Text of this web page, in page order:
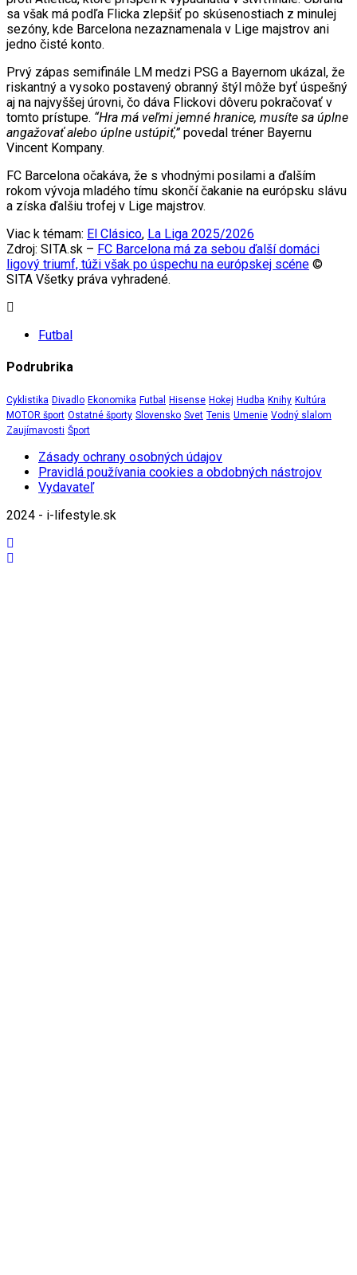
sa však má podľa Flicka zlepšiť po skúsenostiach z minulej
sezóny, kde Barcelona nezaznamenala v Lige majstrov ani
jedno čisté konto.
Prvý zápas semifinále LM medzi PSG a Bayernom ukázal, že
riskantný a vysoko postavený obranný štýl môže byť úspešný
aj na najvyššej úrovni, čo dáva Flickovi dôveru pokračovať v
tomto prístupe. “Hra má veľmi jemné hranice, musíte sa úplne
angažovať alebo úplne ustúpiť,”povedal tréner Bayernu
Vincent Kompany.
FC Barcelona očakáva, že s vhodnými posilami a ďalším
rokom vývoja mladého tímu skončí čakanie na európsku slávu
a získa ďalšiu trofej v Lige majstrov.
Viac k témam: El Clásico, La Liga 2025/2026
Zdroj: SITA.sk – FC Barcelona má za sebou ďalší domáci
ligový triumf, túži však po úspechu na európskej scéne ©
SITA Všetky práva vyhradené.
Futbal
Podrubrika
Cyklistika Divadlo Ekonomika Futbal Hisense Hokej Hudba Knihy Kultúra
MOTOR šport Ostatné športy Slovensko Svet Tenis Umenie Vodný slalom
Zaujímavosti Šport
Zásady ochrany osobných údajov
Pravidlá používania cookies a obdobných nástrojov
Vydavateľ
2024 - i-lifestyle.sk